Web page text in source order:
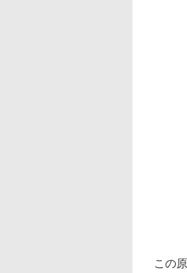
この